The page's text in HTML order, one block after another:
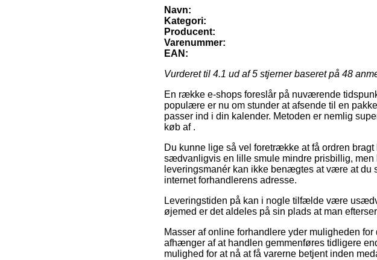
Navn:
Kategori:
Producent:
Varenummer:
EAN:
Vurderet til 4.1 ud af 5 stjerner baseret på 48
En række e-shops foreslår på nuværende
populære er nu om stunder at afsende til en
passer ind i din kalender. Metoden er nemlig
køb af .
Du kunne lige så vel foretrække at få ordren
sædvanligvis en lille smule mindre prisbillig,
leveringsmanér kan ikke benægtes at være at du
internet forhandlerens adresse.
Leveringstiden på kan i nogle tilfælde være
øjemed er det aldeles på sin plads at man
Masser af online forhandlere yder muligheden
afhænger af at handlen gemmenføres tidligere
mulighed for at nå at få varerne betjent inden